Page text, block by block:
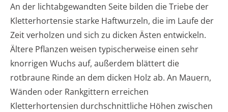
An der lichtabgewandten Seite bilden die Triebe der
Kletterhortensie starke Haftwurzeln, die im Laufe der
Zeit verholzen und sich zu dicken Ästen entwickeln.
Ältere Pflanzen weisen typischerweise einen sehr
knorrigen Wuchs auf, außerdem blättert die
rotbraune Rinde an dem dicken Holz ab. An Mauern,
Wänden oder Rankgittern erreichen
Kletterhortensien durchschnittliche Höhen zwischen